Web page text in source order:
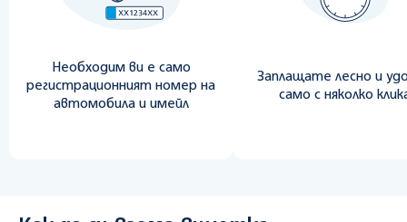
Необходим ви е само
регистрационният номер на
автомобила и имейл
Заплащате лесно и
само с няколко